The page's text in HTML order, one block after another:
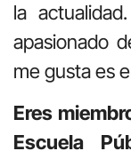
la
apasionado
me gusta es
Eres
Escuela